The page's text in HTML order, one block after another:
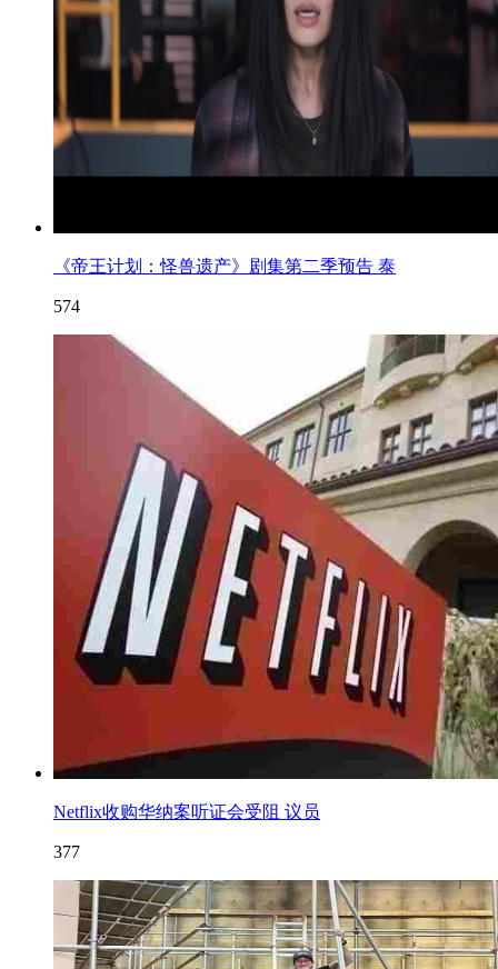
《帝王计划：怪兽遗产》剧集第二季预告 泰
574
Netflix收购华纳案听证会受阻 议员
377